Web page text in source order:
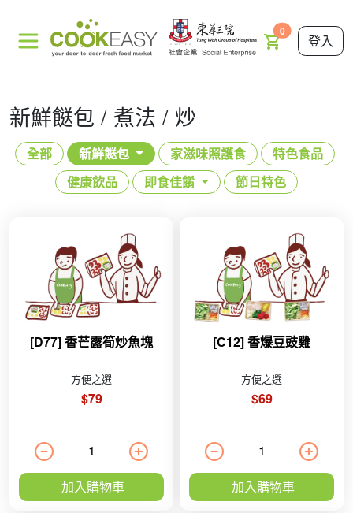
0
登入
新鮮餸包 / 煮法 / 炒
全部 新鮮餸包 家滋味照護食
特色食品
健康飲品
即食佳餚 節日特色
[D77] 香芒露筍炒魚塊
方便之選
$79
加入購物車
[C12] 香爆豆豉雞
方便之選
$69
加入購物車